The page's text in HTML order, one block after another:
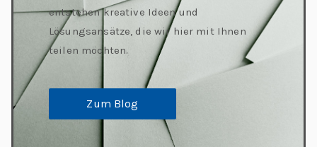
entstehen kreative Ideen und
Lösungsansätze, die wir hier mit Ihnen
teilen möchten.
Zum Blog